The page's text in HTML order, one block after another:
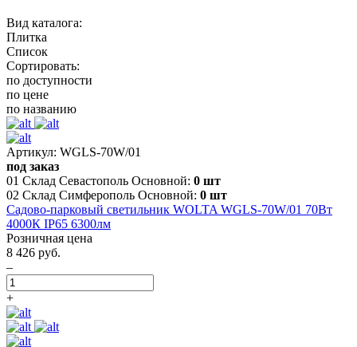
Вид каталога:
Плитка
Список
Сортировать:
по доступности
по цене
по названию
Артикул: WGLS-70W/01
под заказ
01 Склад Севастополь Основной: 0 шт
02 Склад Симферополь Основной: 0 шт
Cадово-парковый светильник WOLTA WGLS-70W/01 70Вт
4000К IP65 6300лм
Розничная цена
8 426 руб.
–
+